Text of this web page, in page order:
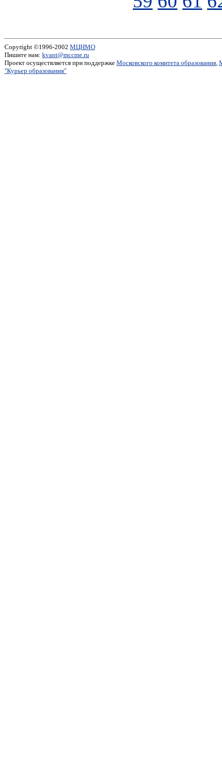
Copyright ©1996-2002 МЦНМО
Пишите нам: kvant@mccme.ru
Проект осуществляется при поддержке Московского комитета образования,
"Курьер образования"